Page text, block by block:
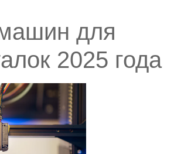
для
2025 года